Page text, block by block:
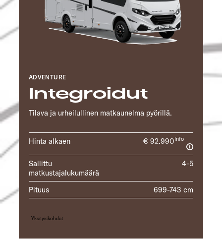
Integroidut
ADVENTURE
Tilava ja urheilullinen matkaunelma pyörillä.
Hinta alkaen € 92.990Info
Sallittu
matkustajalukumäärä
4-5
Pituus 699-743 cm
Yksityiskohdat